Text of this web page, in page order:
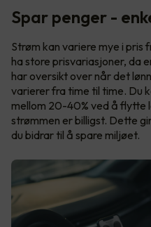
Spar penger -
Strøm kan variere mye i pris
ha store prisvariasjoner, da
har oversikt over når det
varierer fra time til time. Du
mellom 20-40% ved å flytte
strømmen er billigst. Dette
du bidrar til å spare miljøet.